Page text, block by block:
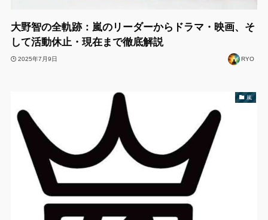
大野智の全軌跡：嵐のリーダーからドラマ・映画、そ
して活動休止・現在まで徹底解説
2025年7月9日 RYO
嵐